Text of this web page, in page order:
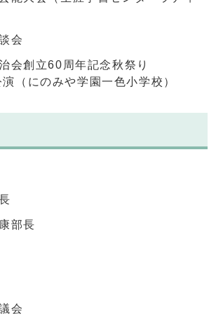
会
会創立60周年記念秋祭り
（にのみや学園一色小学校）
部長
会